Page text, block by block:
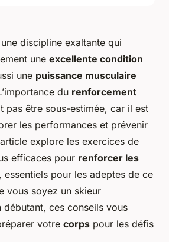
discipline exaltante qui
une excellente condition
une puissance musculaire
du renforcement
pas être sous-estimée, car il est
les performances et prévenir
explore les exercices de
efficaces pour renforcer les
, essentiels pour les adeptes de ce
vous soyez un skieur
débutant, ces conseils vous
votre corps pour les défis